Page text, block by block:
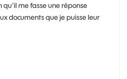
qu'il me fasse une réponse
documents que je puisse leur